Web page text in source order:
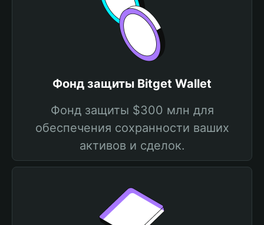
Фонд защиты Bitget Wallet
Фонд защиты $300 млн для
обеспечения сохранности ваших
активов и сделок.